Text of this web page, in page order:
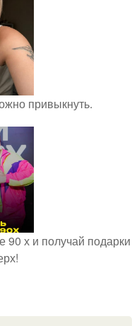
привыкнуть.
90 х и получай подарки